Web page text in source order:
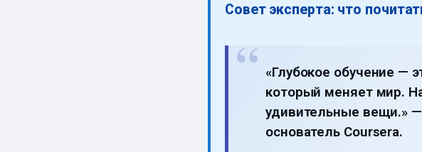
Совет эксперта: что
«Глубокое обучение —
который меняет мир.
удивительные вещи.»
основатель Coursera.